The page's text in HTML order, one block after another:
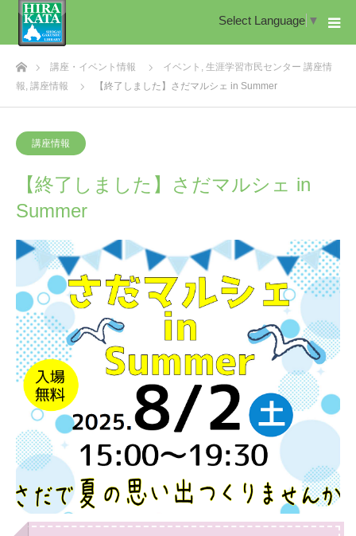
Select Language ▼
ホーム講座・イベント情報 イベント , 生涯学習市民センター 講座情
報, 講座情報 【終了しました】さだマルシェ in Summer
講座情報
【終了しました】さだマルシェ in
Summer